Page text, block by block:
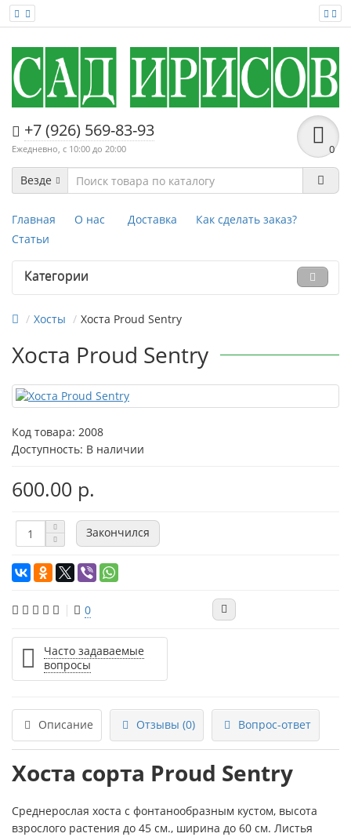
+7 (926) 569-83-93
Ежедневно, с 10:00 до 20:00 0
Везде
Главная О нас Доставка
Как сделать заказ?
Статьи
Категории
Хосты Хоста Proud Sentry
Хоста Proud Sentry
Код товара: 2008
Доступность: В наличии
600.00 р.
Закончился
0
Часто задаваемые
вопросы
Описание Отзывы (0) Вопрос-ответ
Хоста сорта Proud Sentry
Среднерослая хоста с фонтанообразным кустом, высота
взрослого растения до 45 см., ширина до 60 см. Листья